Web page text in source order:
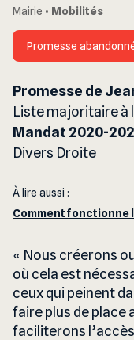
Mairie • Mobilités
Promesse
Promesse de
Liste majoritaire à
Mandat 2020-
Divers Droite
À lire aussi :
Comment fonctionne
Nous créerons
où cela est
ceux qui peinent
faire plus de place
faciliterons